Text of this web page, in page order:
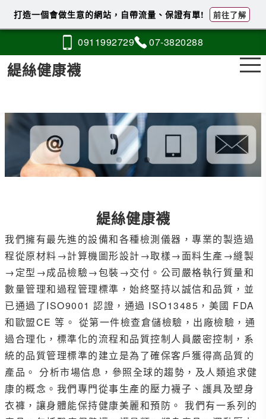
0911992729 07-3820288
緹絲健康襪
緹絲健康襪
我們擁有最先進的設備和各種檢測儀器，專業的製造過
程從原材料→計算機圖形設計→取樣→面料生產→縫製
→定型→成品檢驗→包裝→交付。公司嚴格執行質量和
數量管理和過程管理標準，始終堅持以誠信和品質，並
已通過了ISO9001 認證，通過 ISO13485，美國 FDA
和歐盟CE 等。 從第一件檢查倉儲檢驗，出廠檢驗，通
過合理化，標準化的流程和品質控制人員嚴密控制，系
統的品質管理標準的建立是為了確保客戶獲得高品質的
產品。 分析市場信息，參照全球的趨勢，及人類追求健
康的概念。我們專門從事生產的壓力襪子、護具及塑身
衣褲，讓身體能保持健康美麗和預防。 我們有一系列的
打造一個會做生意的網站，自帶流量、保證有單! 前往了解